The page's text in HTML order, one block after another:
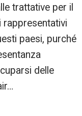
trattative per il
paesi, purché
delle